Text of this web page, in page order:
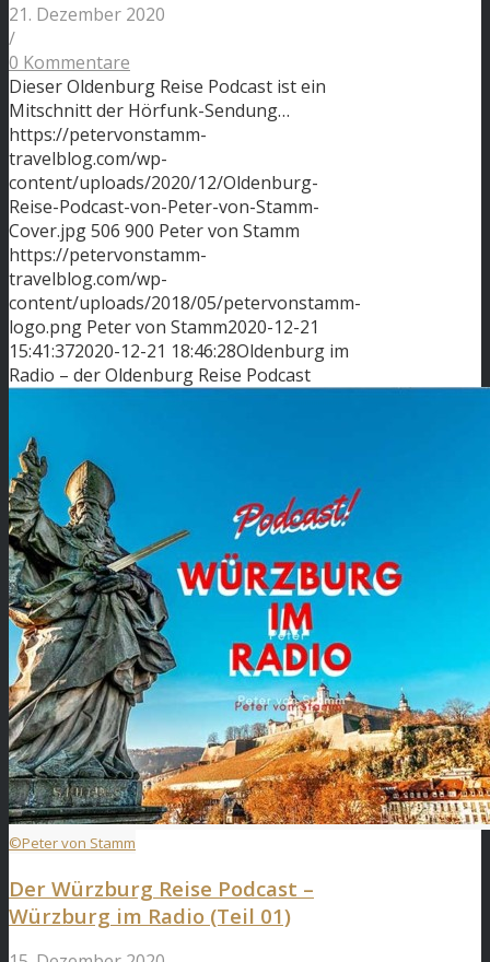
21. Dezember 2020
/
0 Kommentare
Dieser Oldenburg Reise Podcast ist ein
Mitschnitt der Hörfunk-Sendung…
https://petervonstamm-
travelblog.com/wp-
content/uploads/2020/12/Oldenburg-
Reise-Podcast-von-Peter-von-Stamm-
Cover.jpg506 900 Peter von Stamm
https://petervonstamm-
travelblog.com/wp-
content/uploads/2018/05/petervonstamm-
logo.png Peter von Stamm2020-12-21
15:41:372020-12-21 18:46:28Oldenburg im
Radio – der Oldenburg Reise Podcast
©Peter von Stamm
Der Würzburg Reise Podcast –
Würzburg im Radio (Teil 01)